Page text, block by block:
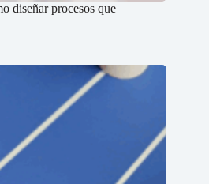
diseñar procesos que